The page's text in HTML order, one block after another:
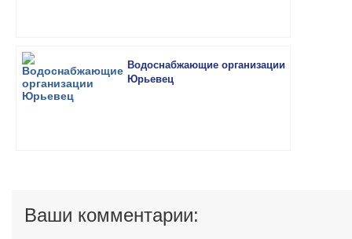
Водоснабжающие организации
Юрьевец
Ваши комментарии: